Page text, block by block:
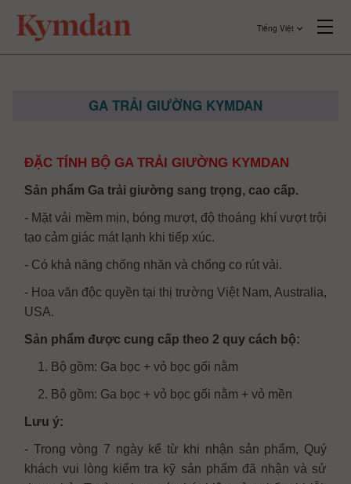
Tiếng Việt
GA TRẢI GIƯỜNG KYMDAN
ĐẶC TÍNH BỘ GA TRẢI GIƯỜNG KYMDAN
Sản phẩm Ga trải giường sang trọng, cao cấp.
- Mặt vải mềm mịn, bóng mượt, độ thoáng khí vượt trội
tạo cảm giác mát lạnh khi tiếp xúc.
- Có khả năng chống nhăn và chống co rút vải.
- Hoa văn độc quyền tại thị trường Việt Nam, Australia,
USA.
Sản phẩm được cung cấp theo 2 quy cách bộ:
1. Bộ gồm: Ga bọc + vỏ bọc gối nằm
2. Bộ gồm: Ga bọc + vỏ bọc gối nằm + vỏ mền
Lưu ý:
- Trong vòng 7 ngày kể từ khi nhận sản phẩm, Quý
khách vui lòng kiểm tra kỹ sản phẩm đã nhận và sử